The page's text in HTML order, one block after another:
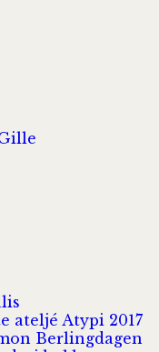
ateljé Atypi 2017
Berlingdagen